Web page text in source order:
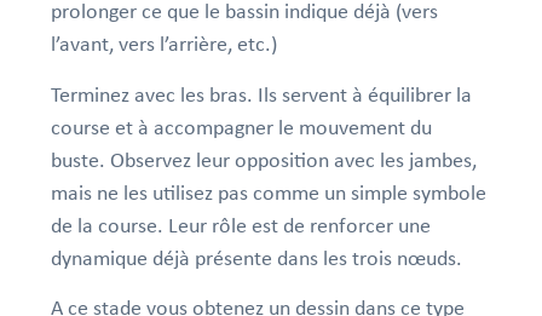
prolonger ce que le bassin indique déjà (vers
l’avant, vers l’arrière, etc.)
Terminez avec les bras. Ils servent à équilibrer la
course et à accompagner le mouvement du
buste. Observez leur opposition avec les jambes,
mais ne les utilisez pas comme un simple symbole
de la course. Leur rôle est de renforcer une
dynamique déjà présente dans les trois nœuds.
A ce stade vous obtenez un dessin dans ce type